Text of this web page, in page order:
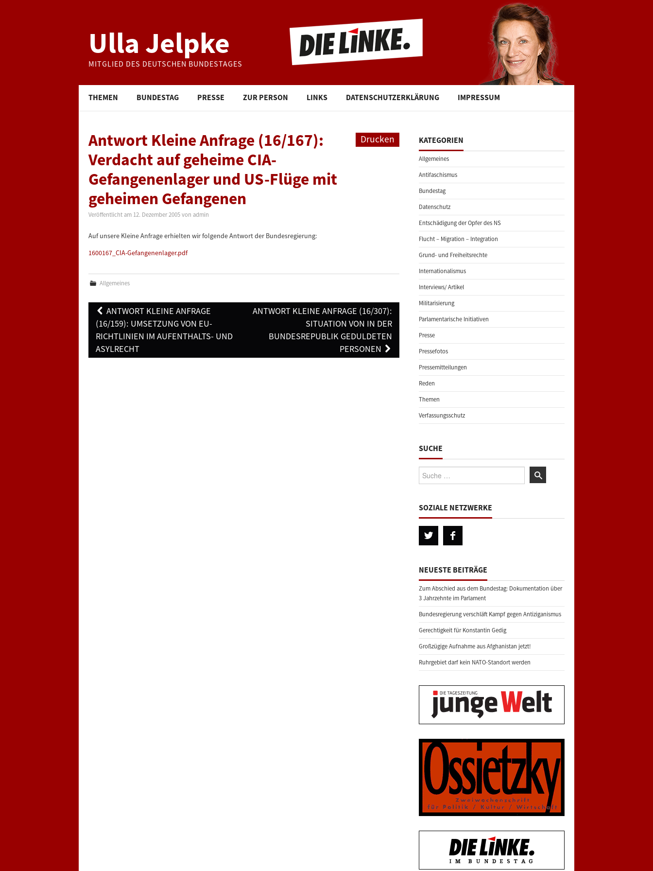
Ulla Jelpke
MITGLIED DES DEUTSCHEN BUNDESTAGES
THEMEN BUNDESTAG PRESSE ZUR PERSON LINKS DATENSCHUTZERKLÄRUNG IMPRESSUM
Drucken
Antwort Kleine Anfrage (16/167):
Verdacht auf geheime CIA-
Gefangenenlager und US-Flüge mit
geheimen Gefangenen
Veröffentlicht am 12. Dezember 2005 von admin
Auf unsere Kleine Anfrage erhielten wir folgende Antwort der Bundesregierung:
1600167_CIA-Gefangenenlager.pdf
Allgemeines
Post
navigation
ANTWORT KLEINE ANFRAGE
(16/159): UMSETZUNG VON EU-
RICHTLINIEN IM AUFENTHALTS- UND
ASYLRECHT
ANTWORT KLEINE ANFRAGE (16/307):
SITUATION VON IN DER
BUNDESREPUBLIK GEDULDETEN
PERSONEN
KATEGORIEN
Allgemeines
Antifaschismus
Bundestag
Datenschutz
Entschädigung der Opfer des NS
Flucht – Migration – Integration
Grund- und Freiheitsrechte
Internationalismus
Interviews/ Artikel
Militarisierung
Parlamentarische Initiativen
Presse
Pressefotos
Pressemitteilungen
Reden
Themen
Verfassungsschutz
SUCHE
Suche:
SOZIALE NETZWERKE
NEUESTE BEITRÄGE
Zum Abschied aus dem Bundestag: Dokumentation über
3 Jahrzehnte im Parlament
Bundesregierung verschläft Kampf gegen Antiziganismus
Gerechtigkeit für Konstantin Gedig
Großzügige Aufnahme aus Afghanistan jetzt!
Ruhrgebiet darf kein NATO-Standort werden